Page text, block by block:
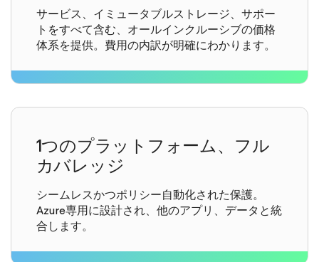
サービス、イミュータブルストレージ、サポー
トをすべて含む、オールインクルーシブの価格
体系を提供。費用の内訳が明確にわかります。
1つのプラットフォーム、フル
カバレッジ
シームレスかつポリシー自動化された保護。
Azure専用に設計され、他のアプリ、データと統
合します。